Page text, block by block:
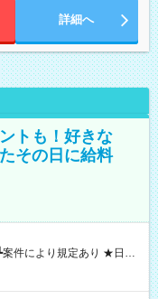
詳細へ
トも！好きな
その日に給料
に現金GET♪ お仕事後はコ
試用期間】試